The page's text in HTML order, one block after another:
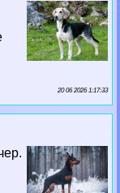
20 06 2026 1:17:33